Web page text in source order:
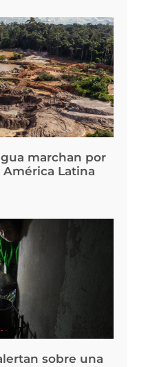
marchan por
Latina
sobre una